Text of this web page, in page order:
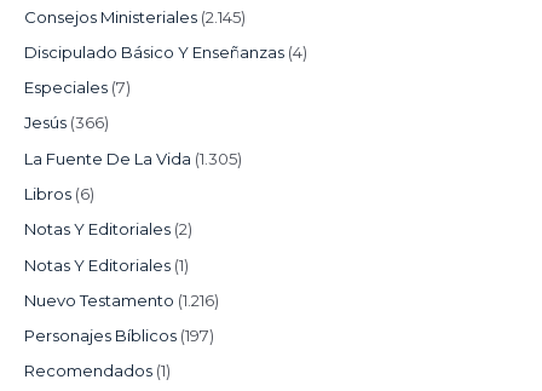
Consejos Ministeriales (2.145)
Discipulado Básico Y Enseñanzas (4)
Especiales (7)
Jesús (366)
La Fuente De La Vida (1.305)
Libros (6)
Notas Y Editoriales (2)
Notas Y Editoriales (1)
Nuevo Testamento (1.216)
Personajes Bíblicos (197)
Recomendados (1)